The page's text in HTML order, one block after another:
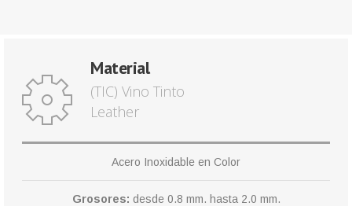
Material
(TIC) Vino Tinto
Leather
Acero Inoxidable en Color
Grosores: desde 0.8 mm. hasta 2.0 mm.